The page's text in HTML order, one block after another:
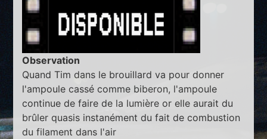
Observation
Quand Tim dans le brouillard va pour donner
l'ampoule cassé comme biberon, l'ampoule
continue de faire de la lumière or elle aurait du
brûler quasis instanément du fait de combustion
du filament dans l'air